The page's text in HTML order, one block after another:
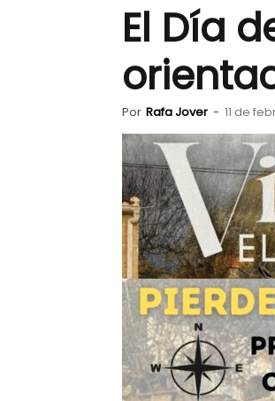
El Día
Por Rafa Jover - 11 de